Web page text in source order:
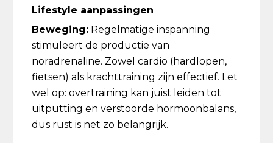
Lifestyle aanpassingen
Beweging: Regelmatige inspanning
stimuleert de productie van
noradrenaline. Zowel cardio (hardlopen,
fietsen) als krachttraining zijn effectief. Let
wel op: overtraining kan juist leiden tot
uitputting en verstoorde hormoonbalans,
dus rust is net zo belangrijk.